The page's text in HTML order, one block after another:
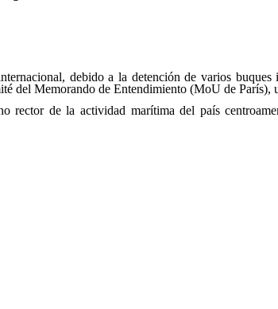
debido a la detención de varios buques
del Memorando de Entendimiento (MoU de
de la actividad marítima del país